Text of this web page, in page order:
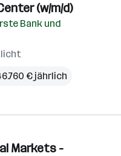
(w/m/d)
Bank und
€ jährlich
Markets -